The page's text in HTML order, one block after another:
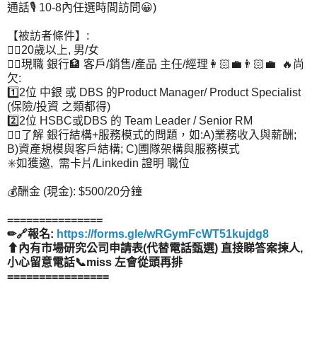
通話🎙️ 10-8內任選時間訪問😀)
【被訪者條件】:
👉🏻20歲以上, 男/女
👉🏻現職 銀行🏦 客戶/銷售/產品 主任/經理👩🏻‍💼👨🏻‍💼 🔥尚
欠:
1️⃣2位 中銀 或 DBS 的Product Manager/ Product Specialist
(保險/投資 之類都得)
2️⃣2位 HSBC或DBS 的 Team Leader / Senior RM
👉🏻了解 銀行結構+服務模式的問題，如:A)業務收入與薪酬;
B)資產規模與客戶結構; C)圑隊架構與服務模式
✳️如獲邀, 需卡片/Linkedin 證明 職位
💰酬金 (現金): $500/20分鐘
===============
✏🔗報名: https://forms.gle/wRGymFcWT51kujdg8
⬆內有市場研究公司申請表(代替電話甄選) 直接睇答案揀人,
小心留意電話📞miss 左會從頭再排
================